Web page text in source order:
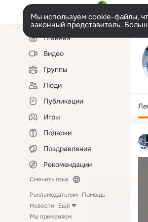
Мы используем cookie-файлы,
законный представитель.
Левая
колонкаГлавная
Видео
Группы
Люди
Публикации
Игры
Подарки
Поздравления
Рекомендации
Сменить язык
Рекламодателям Помощь
Новости Ещё
Мы применяем